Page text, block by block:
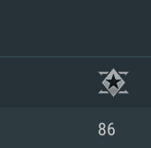
86